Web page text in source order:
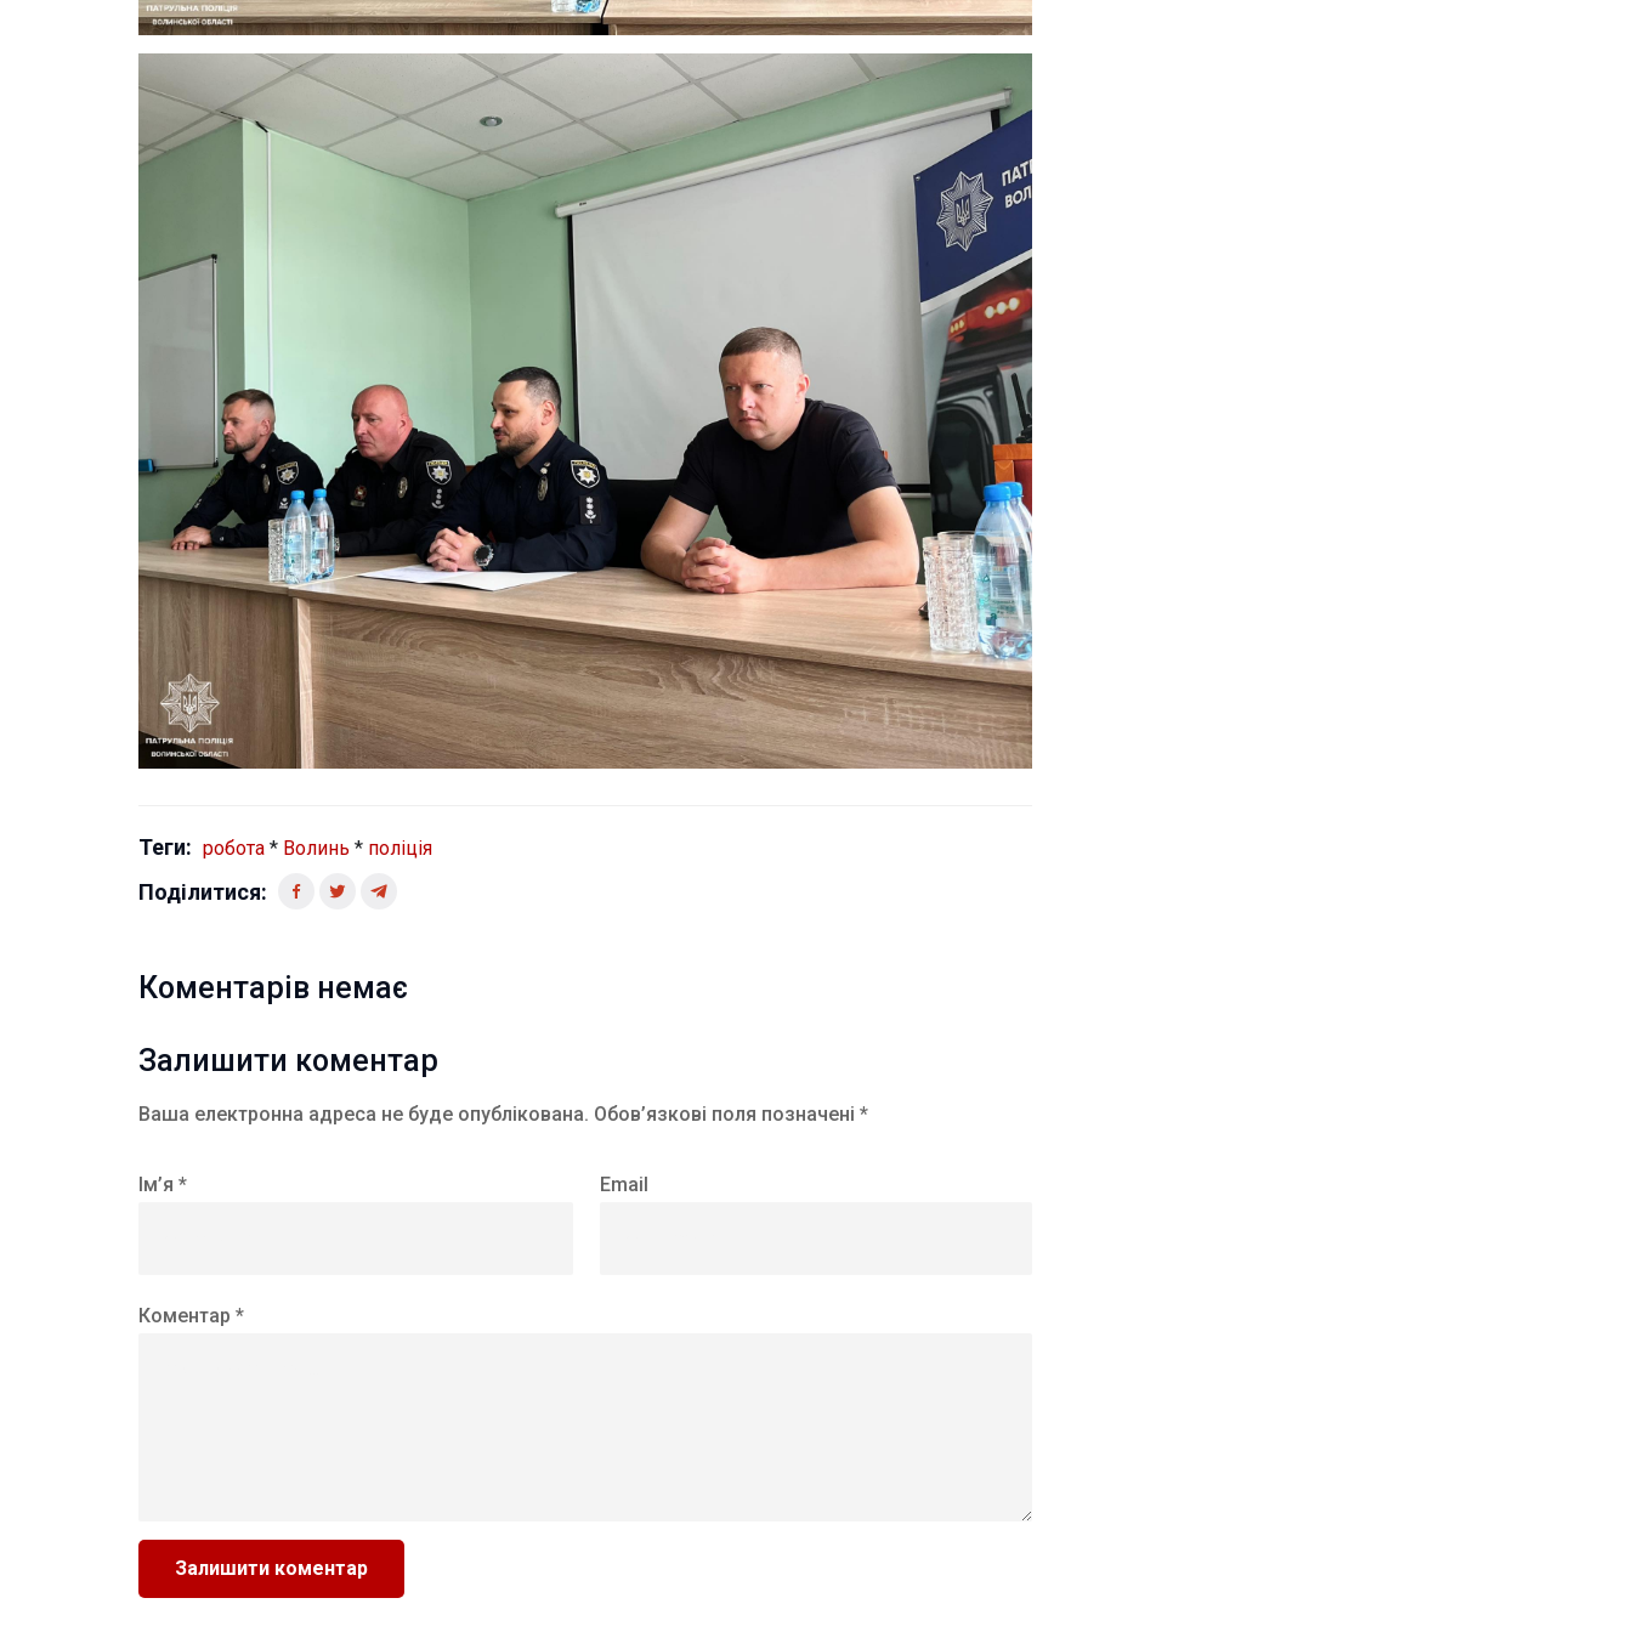
Теги: робота * Волинь * поліція
Поділитися:
Коментарів немає
Залишити коментар
Ваша електронна адреса не буде опублікована. Обов’язкові поля позначені *
Ім’я * Email
Коментар *